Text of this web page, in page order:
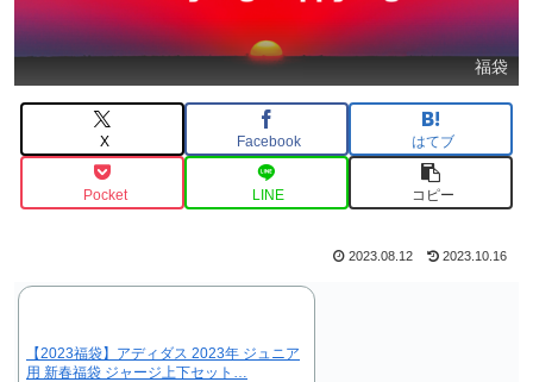
福袋
X Facebook はてブ
Pocket LINE コピー
2023.08.12 2023.10.16
【2023福袋】アディダス 2023年 ジュニア
用 新春福袋 ジャージ上下セット…